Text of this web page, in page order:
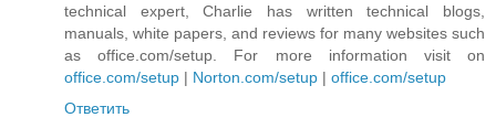
technical expert, Charlie has written technical blogs,
manuals, white papers, and reviews for many websites such
as office.com/setup. For more information visit on
office.com/setup | Norton.com/setup | office.com/setup
Ответить